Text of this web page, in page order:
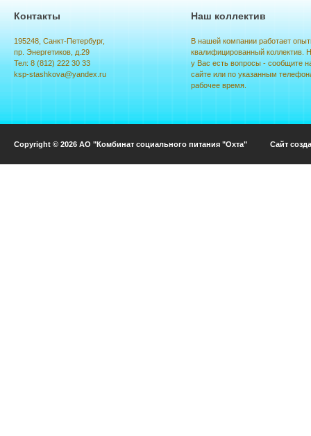
Контакты
195248, Санкт-Петербург,
пр. Энергетиков, д.29
Тел: 8 (812) 222 30 33
ksp-stashkova@yandex.ru
Наш коллектив
В нашей компании работает
квалифицированный коллектив.
у Вас есть вопросы - сообщите
сайте или по указанным
рабочее время.
Copyright © 2026 АО "Комбинат социального питания "Охта" Сайт